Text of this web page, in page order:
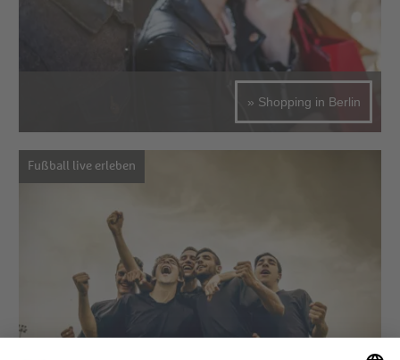
» Shopping in Berlin
Fußball live erleben